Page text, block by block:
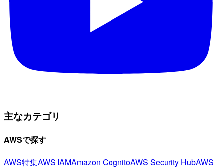
主なカテゴリ
AWSで探す
AWS特集AWS IAMAmazon CognitoAWS Security HubAWS